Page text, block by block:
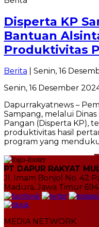
Disperta KP
Bantuan
Produktivitas
Berita | Senin, 16
Senin, 16 Desember
Dapurrakyatnews –
Sampang, melalui
Pangan (Disperta KP),
produktivitas hasil
program yang
PT DAPUR RAKYAT
Jl. Imam Bonjol No. 42
Madura, Jawa Timur
MEDIA NETWORK